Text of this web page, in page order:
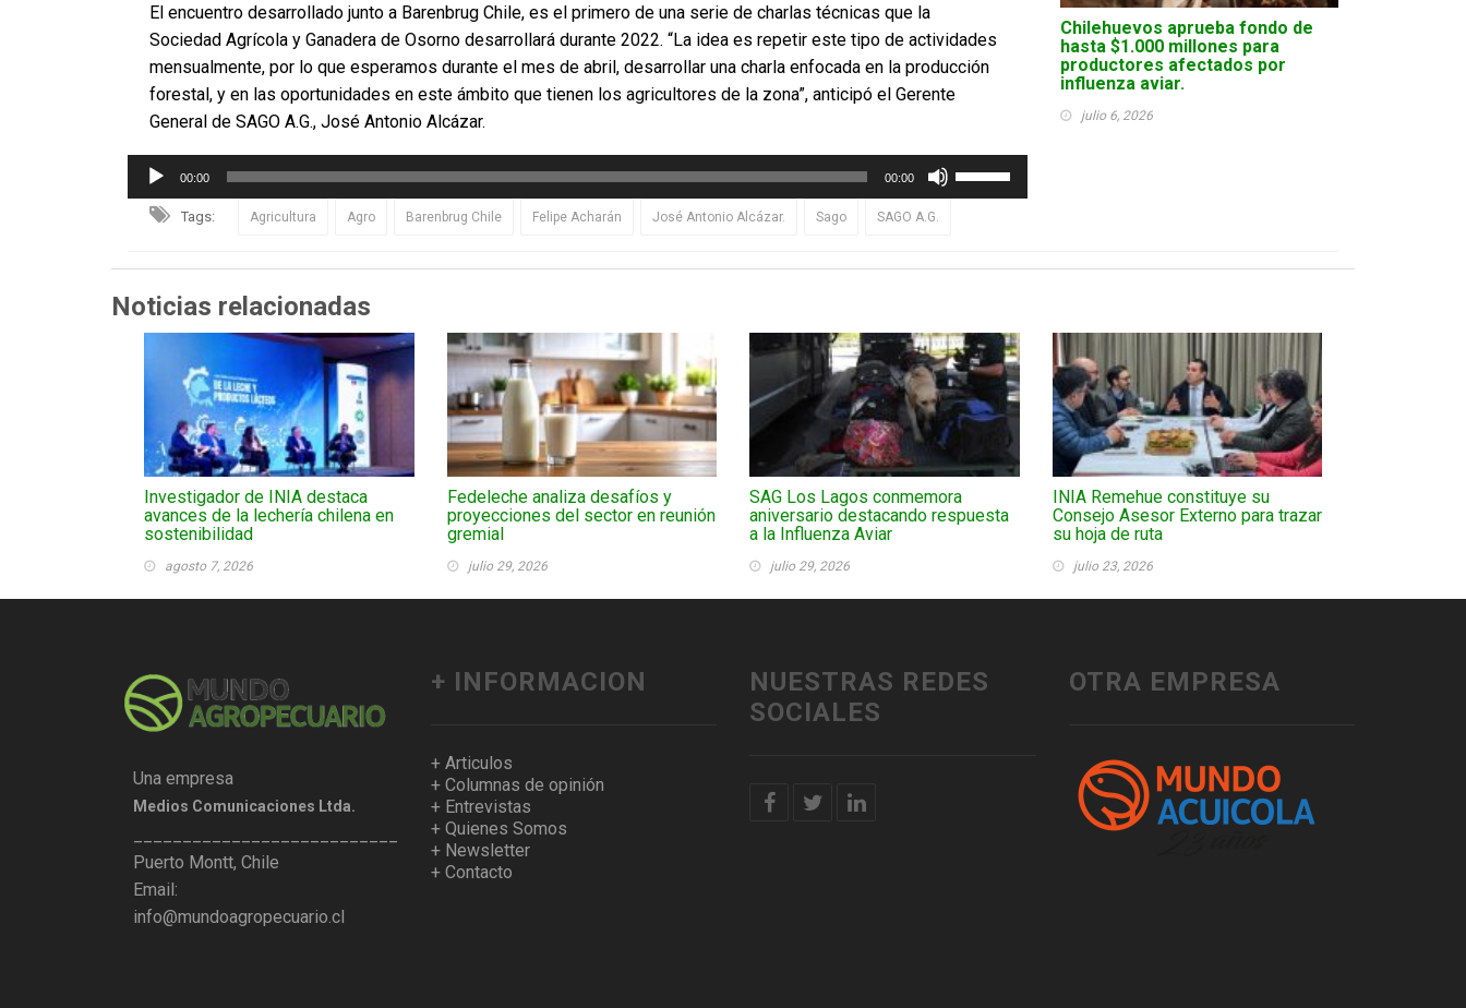
El encuentro desarrollado junto a Barenbrug Chile, es el primero de una serie de charlas técnicas que la
Sociedad Agrícola y Ganadera de Osorno desarrollará durante 2022. “La idea es repetir este tipo de actividades
mensualmente, por lo que esperamos durante el mes de abril, desarrollar una charla enfocada en la producción
forestal, y en las oportunidades en este ámbito que tienen los agricultores de la zona”, anticipó el Gerente
General de SAGO A.G., José Antonio Alcázar.
Reproductor
audio
00:00 00:00
las
arriba/abajo
o
disminuir
el
volumen.
Chilehuevos aprueba fondo de
hasta $1.000 millones para
productores afectados por
influenza aviar.
julio 6, 2026
Tags: Agricultura Agro Barenbrug Chile Felipe Acharán José Antonio Alcázar. Sago SAGO A.G.
Noticias relacionadas
Investigador de INIA destaca
avances de la lechería chilena en
sostenibilidad
agosto 7, 2026
Fedeleche analiza desafíos y
proyecciones del sector en reunión
gremial
julio 29, 2026
SAG Los Lagos conmemora
aniversario destacando respuesta
a la Influenza Aviar
julio 29, 2026
INIA Remehue constituye su
Consejo Asesor Externo para trazar
su hoja de ruta
julio 23, 2026
Una empresa
Medios Comunicaciones Ltda.
___________________________________
Puerto Montt, Chile
Email:
info@mundoagropecuario.cl
+ INFORMACION
+ Articulos
+ Columnas de opinión
+ Entrevistas
+ Quienes Somos
+ Newsletter
+ Contacto
NUESTRAS REDES
SOCIALES
OTRA EMPRESA